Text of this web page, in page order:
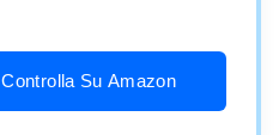
Controlla Su Amazon